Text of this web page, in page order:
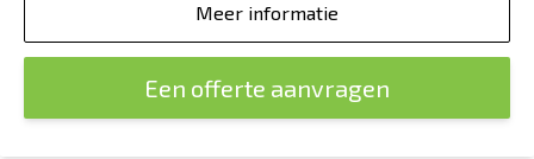
Meer informatie
Een offerte aanvragen